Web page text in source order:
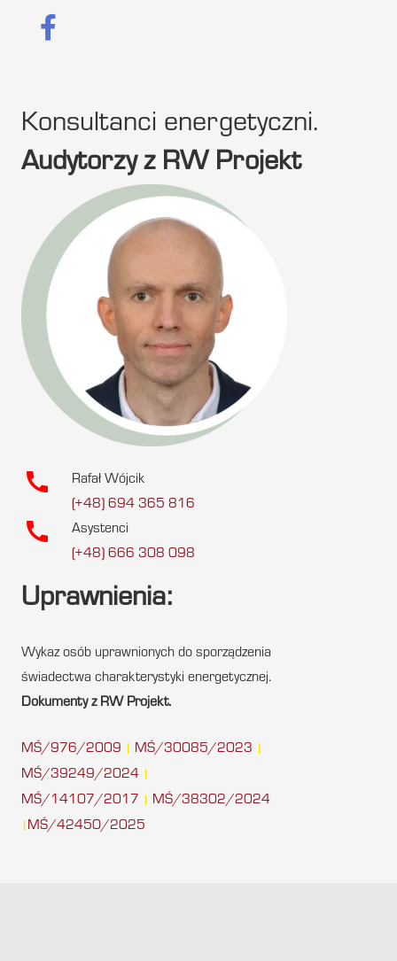
Konsultanci energetyczni.
Audytorzy z RW Projekt
call
Rafał Wójcik
(+48) 694 365 816
call
Asystenci
(+48) 666 308 098
Uprawnienia:
Wykaz osób uprawnionych do sporządzenia
świadectwa charakterystyki energetycznej.
Dokumenty z RW Projekt.
MŚ/976/2009 MŚ/30085/2023
MŚ/39249/2024
MŚ/14107/2017 MŚ/38302/2024
MŚ/42450/2025